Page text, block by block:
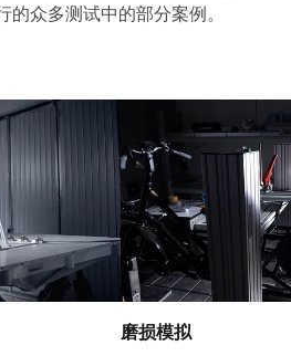
众多测试中的部分案例。
磨损模拟